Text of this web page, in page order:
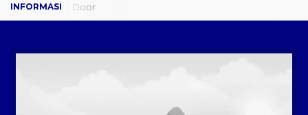
Travel Door to Door